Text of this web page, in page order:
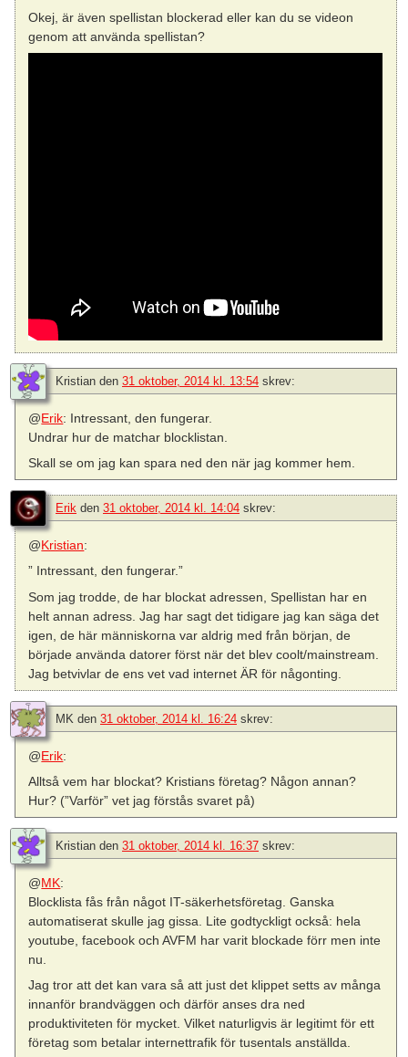
Okej, är även spellistan blockerad eller kan du se videon
genom att använda spellistan?
Kristian den 31 oktober, 2014 kl. 13:54 skrev:
@Erik: Intressant, den fungerar.
Undrar hur de matchar blocklistan.
Skall se om jag kan spara ned den när jag kommer hem.
Erik den 31 oktober, 2014 kl. 14:04 skrev:
@Kristian:
” Intressant, den fungerar.”
Som jag trodde, de har blockat adressen, Spellistan har en
helt annan adress. Jag har sagt det tidigare jag kan säga det
igen, de här människorna var aldrig med från början, de
började använda datorer först när det blev coolt/mainstream.
Jag betvivlar de ens vet vad internet ÄR för någonting.
MK den 31 oktober, 2014 kl. 16:24 skrev:
@Erik:
Alltså vem har blockat? Kristians företag? Någon annan?
Hur? (”Varför” vet jag förstås svaret på)
Kristian den 31 oktober, 2014 kl. 16:37 skrev:
@MK:
Blocklista fås från något IT-säkerhetsföretag. Ganska
automatiserat skulle jag gissa. Lite godtyckligt också: hela
youtube, facebook och AVFM har varit blockade förr men inte
nu.
Jag tror att det kan vara så att just det klippet setts av många
innanför brandväggen och därför anses dra ned
produktiviteten för mycket. Vilket naturligvis är legitimt för ett
företag som betalar internettrafik för tusentals anställda.